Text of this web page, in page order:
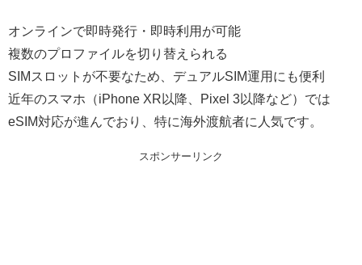
オンラインで即時発行・即時利用が可能
複数のプロファイルを切り替えられる
SIMスロットが不要なため、デュアルSIM運用にも便利
近年のスマホ（iPhone XR以降、Pixel 3以降など）では
eSIM対応が進んでおり、特に海外渡航者に人気です。
スポンサーリンク